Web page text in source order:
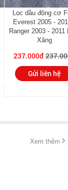
Lọc dầu động cơ
Everest 2005 -
Ranger 2003 - 2011
Xăng
237.000đ
Gửi liên hệ
Xem thêm